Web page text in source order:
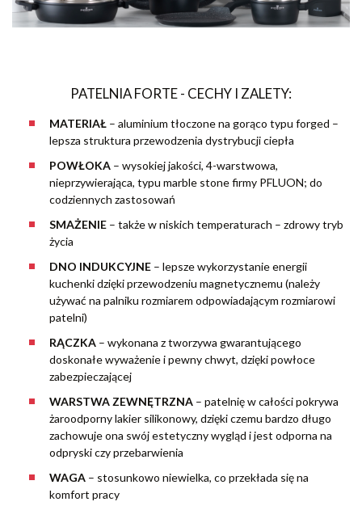
PATELNIA FORTE - CECHY I ZALETY:
MATERIAŁ – aluminium tłoczone na gorąco typu forged –
lepsza struktura przewodzenia dystrybucji ciepła
POWŁOKA – wysokiej jakości, 4-warstwowa,
nieprzywierająca, typu marble stone firmy PFLUON; do
codziennych zastosowań
SMAŻENIE – także w niskich temperaturach – zdrowy tryb
życia
DNO INDUKCYJNE – lepsze wykorzystanie energii
kuchenki dzięki przewodzeniu magnetycznemu (należy
używać na palniku rozmiarem odpowiadającym rozmiarowi
patelni)
RĄCZKA – wykonana z tworzywa gwarantującego
doskonałe wyważenie i pewny chwyt, dzięki powłoce
zabezpieczającej
WARSTWA ZEWNĘTRZNA – patelnię w całości pokrywa
żaroodporny lakier silikonowy, dzięki czemu bardzo długo
zachowuje ona swój estetyczny wygląd i jest odporna na
odpryski czy przebarwienia
WAGA – stosunkowo niewielka, co przekłada się na
komfort pracy